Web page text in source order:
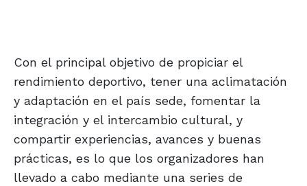
Con el principal objetivo de propiciar el
rendimiento deportivo, tener una aclimatación
y adaptación en el país sede, fomentar la
integración y el intercambio cultural, y
compartir experiencias, avances y buenas
prácticas, es lo que los organizadores han
llevado a cabo mediante una series de